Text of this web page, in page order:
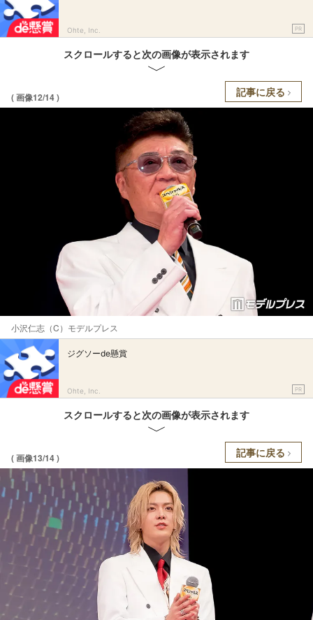
Ohte, Inc. PR
スクロールすると次の画像が表示されます
( 画像12/14 ) 記事に戻る
小沢仁志（C）モデルプレス
ジグソーde懸賞
Ohte, Inc. PR
スクロールすると次の画像が表示されます
( 画像13/14 ) 記事に戻る